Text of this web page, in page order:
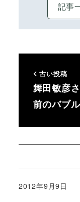
記事
古い投稿
舞田敏彦
前のバブ
投稿日
2012年9月9日